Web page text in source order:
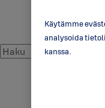
Käytämme
analysoida
kanssa.